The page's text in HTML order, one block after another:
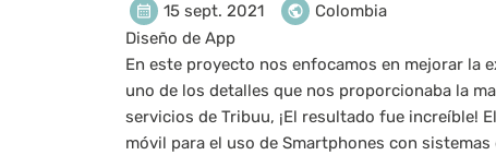
15 sept. 2021
Colombia
Diseño de App
En este proyecto nos enfocamos en mejorar la
uno de los detalles que nos proporcionaba la
servicios de Tribuu, ¡El resultado fue increíble!
móvil para el uso de Smartphones con